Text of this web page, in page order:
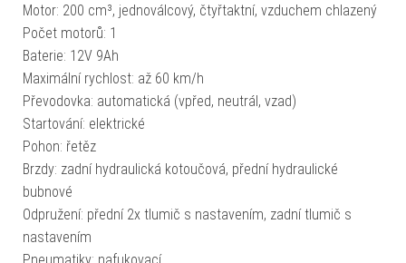
Motor: 200 cm³, jednoválcový, čtyřtaktní, vzduchem chlazený
Počet motorů: 1
Baterie: 12V 9Ah
Maximální rychlost: až 60 km/h
Převodovka: automatická (vpřed, neutrál, vzad)
Startování: elektrické
Pohon: řetěz
Brzdy: zadní hydraulická kotoučová, přední hydraulické
bubnové
Odpružení: přední 2x tlumič s nastavením, zadní tlumič s
nastavením
Pneumatiky: nafukovací